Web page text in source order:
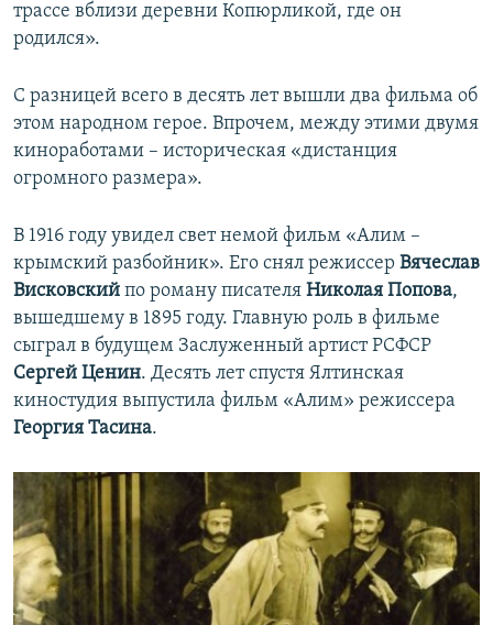
трассе вблизи деревни Копюрликой, где он
родился».
С разницей всего в десять лет вышли два фильма об
этом народном герое. Впрочем, между этими двумя
киноработами – историческая «дистанция
огромного размера».
В 1916 году увидел свет немой фильм «Алим –
крымский разбойник». Его снял режиссер Вячеслав
Висковский по роману писателя Николая Попова,
вышедшему в 1895 году. Главную роль в фильме
сыграл в будущем Заслуженный артист РСФСР
Сергей Ценин. Десять лет спустя Ялтинская
киностудия выпустила фильм «Алим» режиссера
Георгия Тасина.